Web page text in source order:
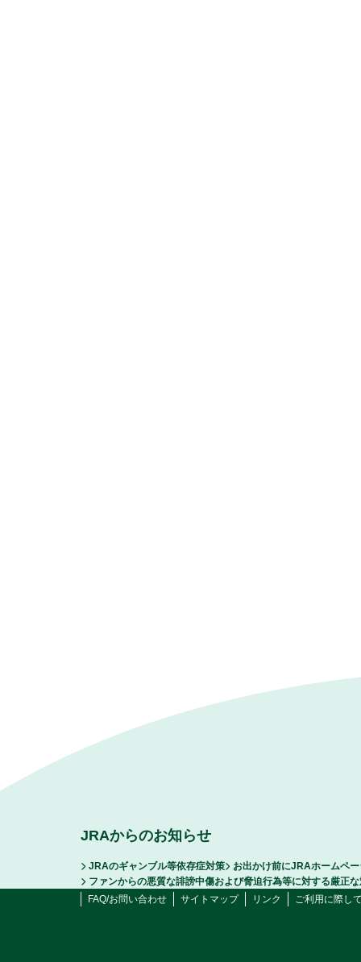
JRAからのお知らせ
JRAのギャンブル等依存症対策
お出かけ前にJRAホームペ
ファンからの悪質な誹謗中傷および脅迫行為等に対する厳正
FAQ/お問い合わせ
サイトマップ リンク ご利用に際し